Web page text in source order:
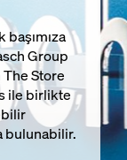
Group
Store
ile birlikte
bulunabilir.